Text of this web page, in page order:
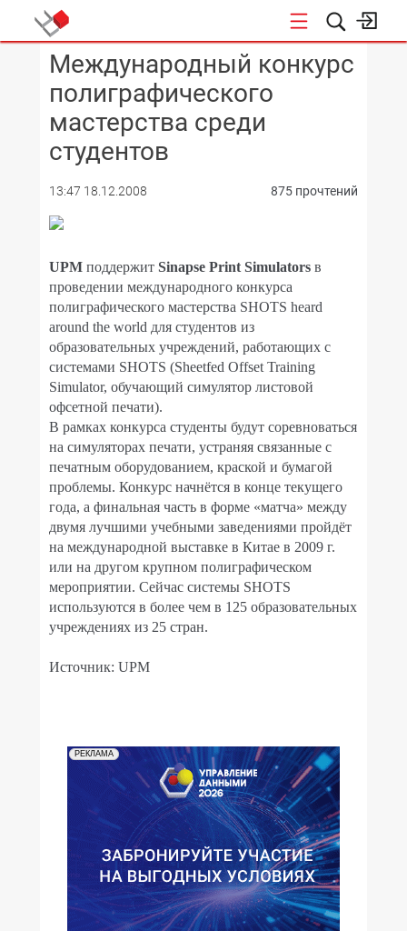
КОНФЕРЕНЦИИ
Международный конкурс
полиграфического
мастерства среди
студентов
13:47 18.12.2008 875 прочтений
UPM поддержит Sinapse Print Simulators в
проведении международного конкурса
полиграфического мастерства SHOTS heard
around the world для студентов из
образовательных учреждений, работающих с
системами SHOTS (Sheetfed Offset Training
Simulator, обучающий симулятор листовой
офсетной печати).
В рамках конкурса студенты будут соревноваться
на симуляторах печати, устраняя связанные с
печатным оборудованием, краской и бумагой
проблемы. Конкурс начнётся в конце текущего
года, а финальная часть в форме «матча» между
двумя лучшими учебными заведениями пройдёт
на международной выставке в Китае в 2009 г.
или на другом крупном полиграфическом
мероприятии. Сейчас системы SHOTS
используются в более чем в 125 образовательных
учреждениях из 25 стран.
Источник: UPM
РЕКЛАМА